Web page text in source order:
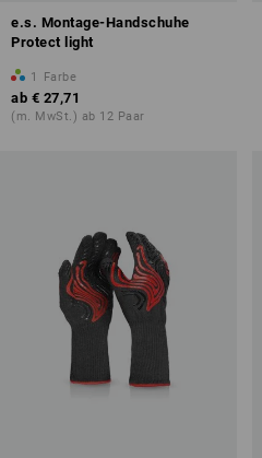
e.s. Montage-Handschuhe
Protect light
1 Farbe
ab € 27,71
(m. MwSt.) ab 12 Paar